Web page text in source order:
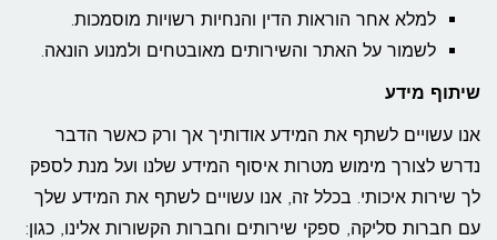
למלא אחר הוראות הדין והנחיות רשויות מוסמכות.
לשמור על האתר והשירותים מאובטחים ולמנוע הונאה.
שיתוף מידע
אנו עשויים לשתף את המידע אודותיך אך ורק כאשר הדבר
נדרש לצורך מימוש מטרות איסוף המידע שלנו ועל מנת לספק
לך שירות איכותי. בכלל זה, אנו עשויים לשתף את המידע שלך
עם חברות סליקה, ספקי שירותים וחברות הקשורות אלינו, כגון: